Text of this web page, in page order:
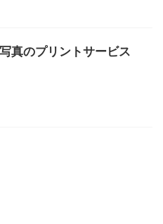
真のプリントサービス